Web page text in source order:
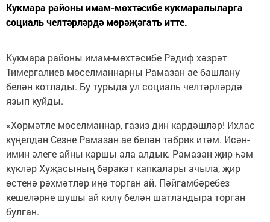
Кукмара районы имам-мөхтәсибе кукмаралыларга
социаль челтәрләрдә мөрәҗәгать итте.
Кукмара районы имам-мөхтәсибе Рәдиф хәзрәт
Тимергалиев мөселманнарны Рамазан ае башлану
белән котлады. Бу турыда ул социаль челтәрләрдә
язып куйды.
«Хөрмәтле мөселманнар, газиз дин кардәшләр! Ихлас
күңелдән Сезне Рамазан ае белән тәбрик итәм. Исән-
имин әлеге айны каршы ала алдык. Рамазан җир һәм
күкләр Хуҗасының бәракәт капкалары ачыла, җир
өстенә рәхмәтләр иңә торган ай. Пәйгамбәребез
кешеләрне шушы ай килү белән шатландыра торган
булган.